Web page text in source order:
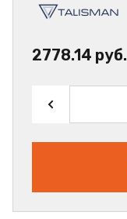
2778.14 руб.